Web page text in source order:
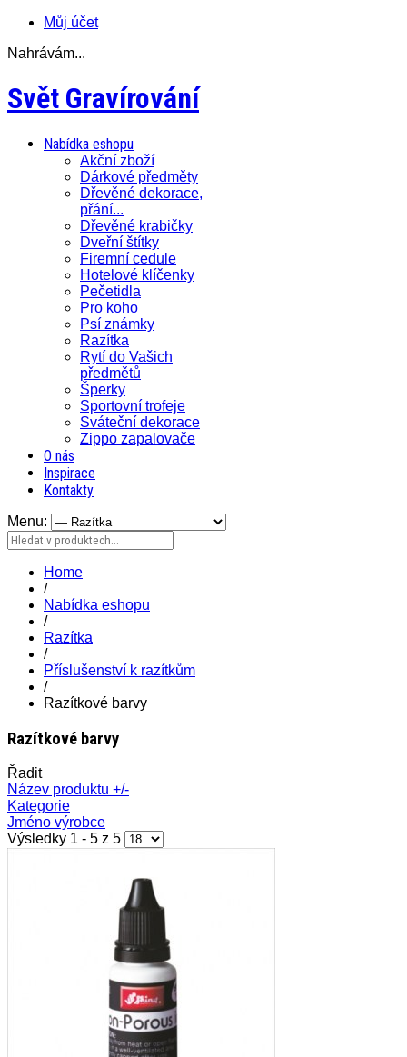
Můj účet
Nahrávám...
Svět Gravírování
Nabídka eshopu
Akční zboží
Dárkové předměty
Dřevěné dekorace,
přání...
Dřevěné krabičky
Dveřní štítky
Firemní cedule
Hotelové klíčenky
Pečetidla
Pro koho
Psí známky
Razítka
Rytí do Vašich
předmětů
Šperky
Sportovní trofeje
Sváteční dekorace
Zippo zapalovače
O nás
Inspirace
Kontakty
Menu:
Home
/
Nabídka eshopu
/
Razítka
/
Příslušenství k razítkům
/
Razítkové barvy
Razítkové barvy
Řadit
Název produktu +/-
Kategorie
Jméno výrobce
Výsledky 1 - 5 z 5